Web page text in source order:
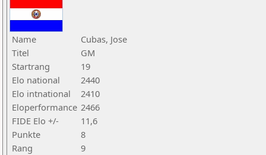
Name
Cubas, Jose
Titel
GM
Startrang
19
Elo national
2440
Elo intnational
2410
Eloperformance 2466
FIDE Elo +/-
11,6
Punkte
8
Rang
9